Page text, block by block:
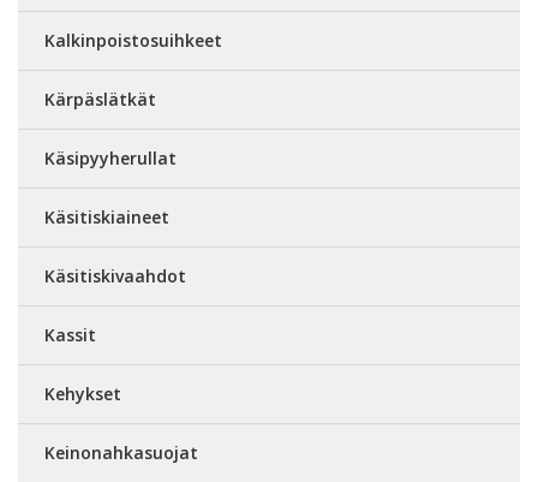
Kalkinpoistosuihkeet
Kärpäslätkät
Käsipyyherullat
Käsitiskiaineet
Käsitiskivaahdot
Kassit
Kehykset
Keinonahkasuojat